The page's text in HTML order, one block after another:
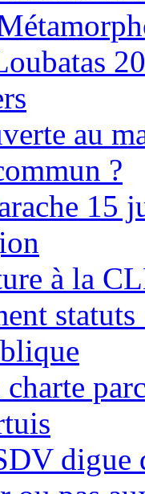
au
?
15
à la
digue